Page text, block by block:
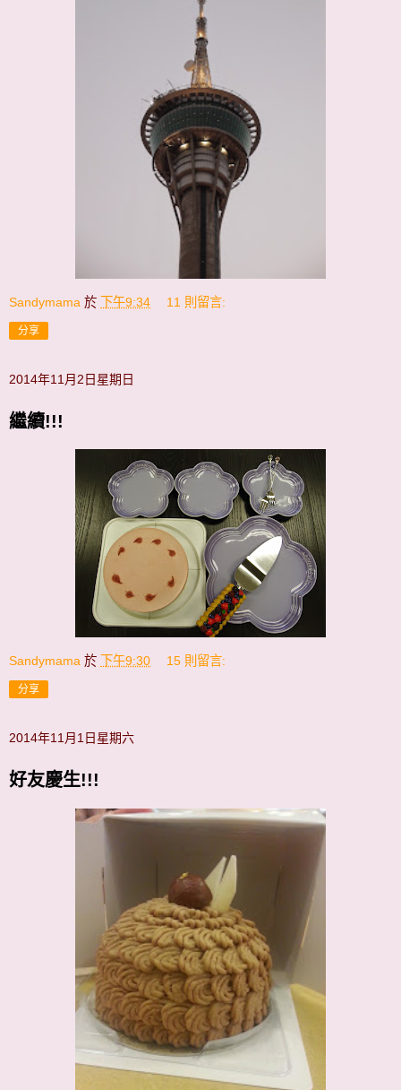
Sandymama 於 下午9:34 11 則留言:
分享
2014年11月2日星期日
繼續!!!
Sandymama 於 下午9:30 15 則留言:
分享
2014年11月1日星期六
好友慶生!!!